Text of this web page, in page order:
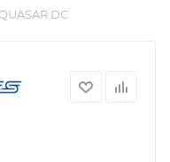
DC